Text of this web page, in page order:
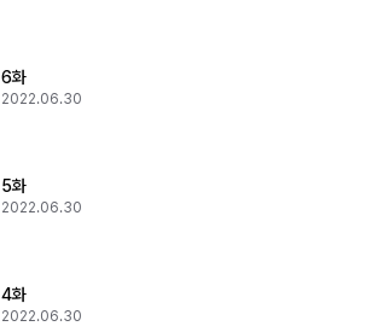
6화
2022.06.30
5화
2022.06.30
4화
2022.06.30